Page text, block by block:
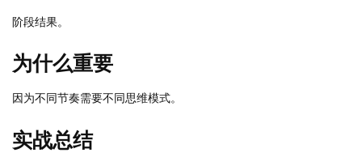
阶段结果。
为什么重要
因为不同节奏需要不同思维模式。
实战总结